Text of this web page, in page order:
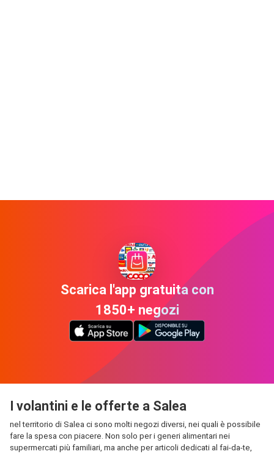
Scarica l'app gratuita con
1850+ negozi
I volantini e le offerte a Salea
nel territorio di Salea ci sono molti negozi diversi, nei quali è possibile
fare la spesa con piacere. Non solo per i generi alimentari nei
supermercati più familiari, ma anche per articoli dedicati al fai-da-te,